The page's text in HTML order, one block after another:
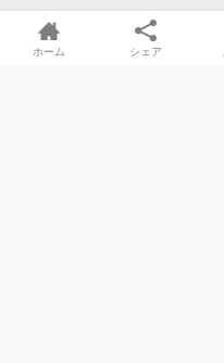
ホーム シェア